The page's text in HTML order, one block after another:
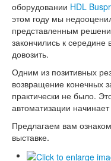
оборудовании HDL
этом году мы
представленным
закончились к
довозить.
Одним из позитивных
возвращение конечных
практически не было.
автоматизации
Предлагаем вам
выставке.